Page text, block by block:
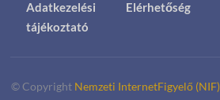
Adatkezelési
tájékoztató
Elérhetőség
© Copyright Nemzeti InternetFigyelő (NIF)